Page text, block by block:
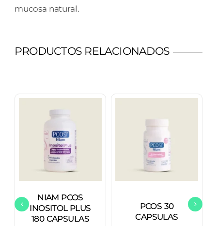
mucosa natural.
PRODUCTOS RELACIONADOS
NIAM PCOS
INOSITOL PLUS
180 CAPSULAS
PCOS 30
CAPSULAS